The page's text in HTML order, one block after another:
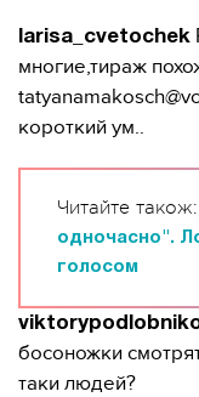
larisa_cvetochek
многие,тираж
короткий ум..
Читайте також:
одночасно".
голосом
босоножки
таки людей?